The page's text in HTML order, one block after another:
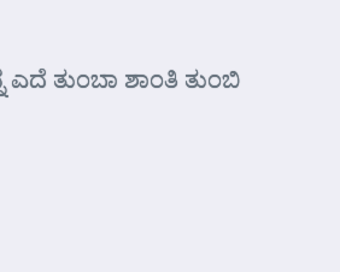
ತುಂಬಾ ಶಾಂತಿ ತುಂಬಿ